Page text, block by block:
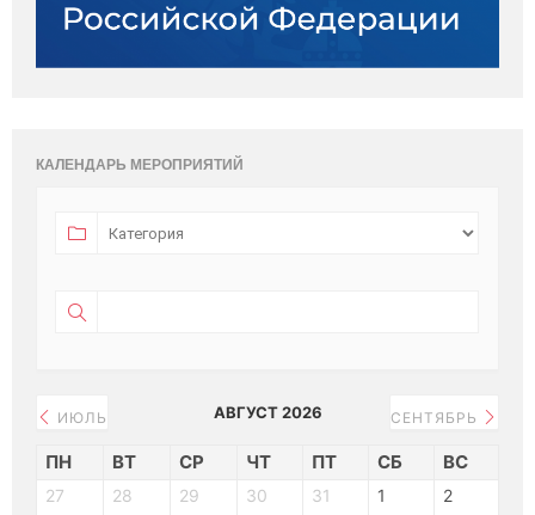
КАЛЕНДАРЬ МЕРОПРИЯТИЙ
ИЮЛЬ АВГУСТ 2026 СЕНТЯБРЬ
ПН ВТ СР ЧТ ПТ СБ ВС
27 28 29 30 31 1 2